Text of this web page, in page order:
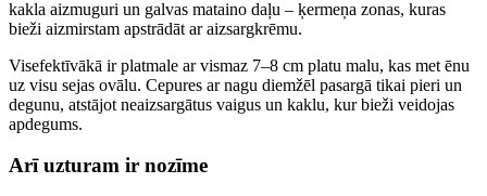
kakla aizmuguri un galvas mataino daļu – ķermeņa zonas, kuras
bieži aizmirstam apstrādāt ar aizsargkrēmu.
Visefektīvākā ir platmale ar vismaz 7–8 cm platu malu, kas met ēnu
uz visu sejas ovālu. Cepures ar nagu diemžēl pasargā tikai pieri un
degunu, atstājot neaizsargātus vaigus un kaklu, kur bieži veidojas
apdegums.
Arī uzturam ir nozīme